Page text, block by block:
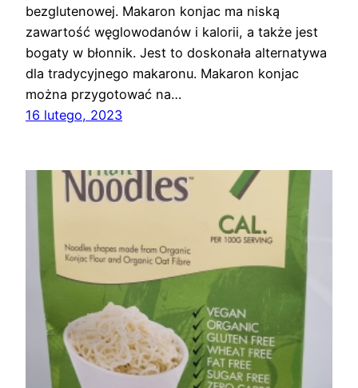
bezglutenowej. Makaron konjac ma niską
zawartość węglowodanów i kalorii, a także jest
bogaty w błonnik. Jest to doskonała alternatywa
dla tradycyjnego makaronu. Makaron konjac
można przygotować na…
16 lutego, 2023